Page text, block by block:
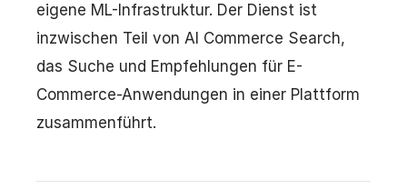
eigene ML-Infrastruktur. Der Dienst ist
inzwischen Teil von AI Commerce Search,
das Suche und Empfehlungen für E-
Commerce-Anwendungen in einer Plattform
zusammenführt.